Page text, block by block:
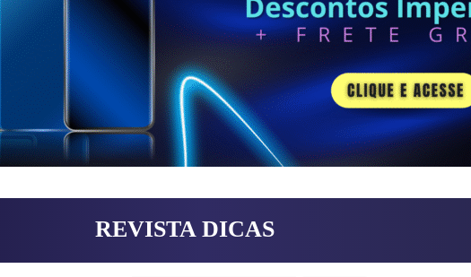
REVISTA DICAS